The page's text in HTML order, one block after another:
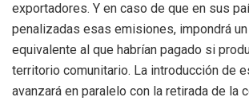
exportadores. Y en caso de que en sus
penalizadas esas emisiones, impondrá
equivalente al que habrían pagado si
territorio comunitario. La introducción de
avanzará en paralelo con la retirada de la